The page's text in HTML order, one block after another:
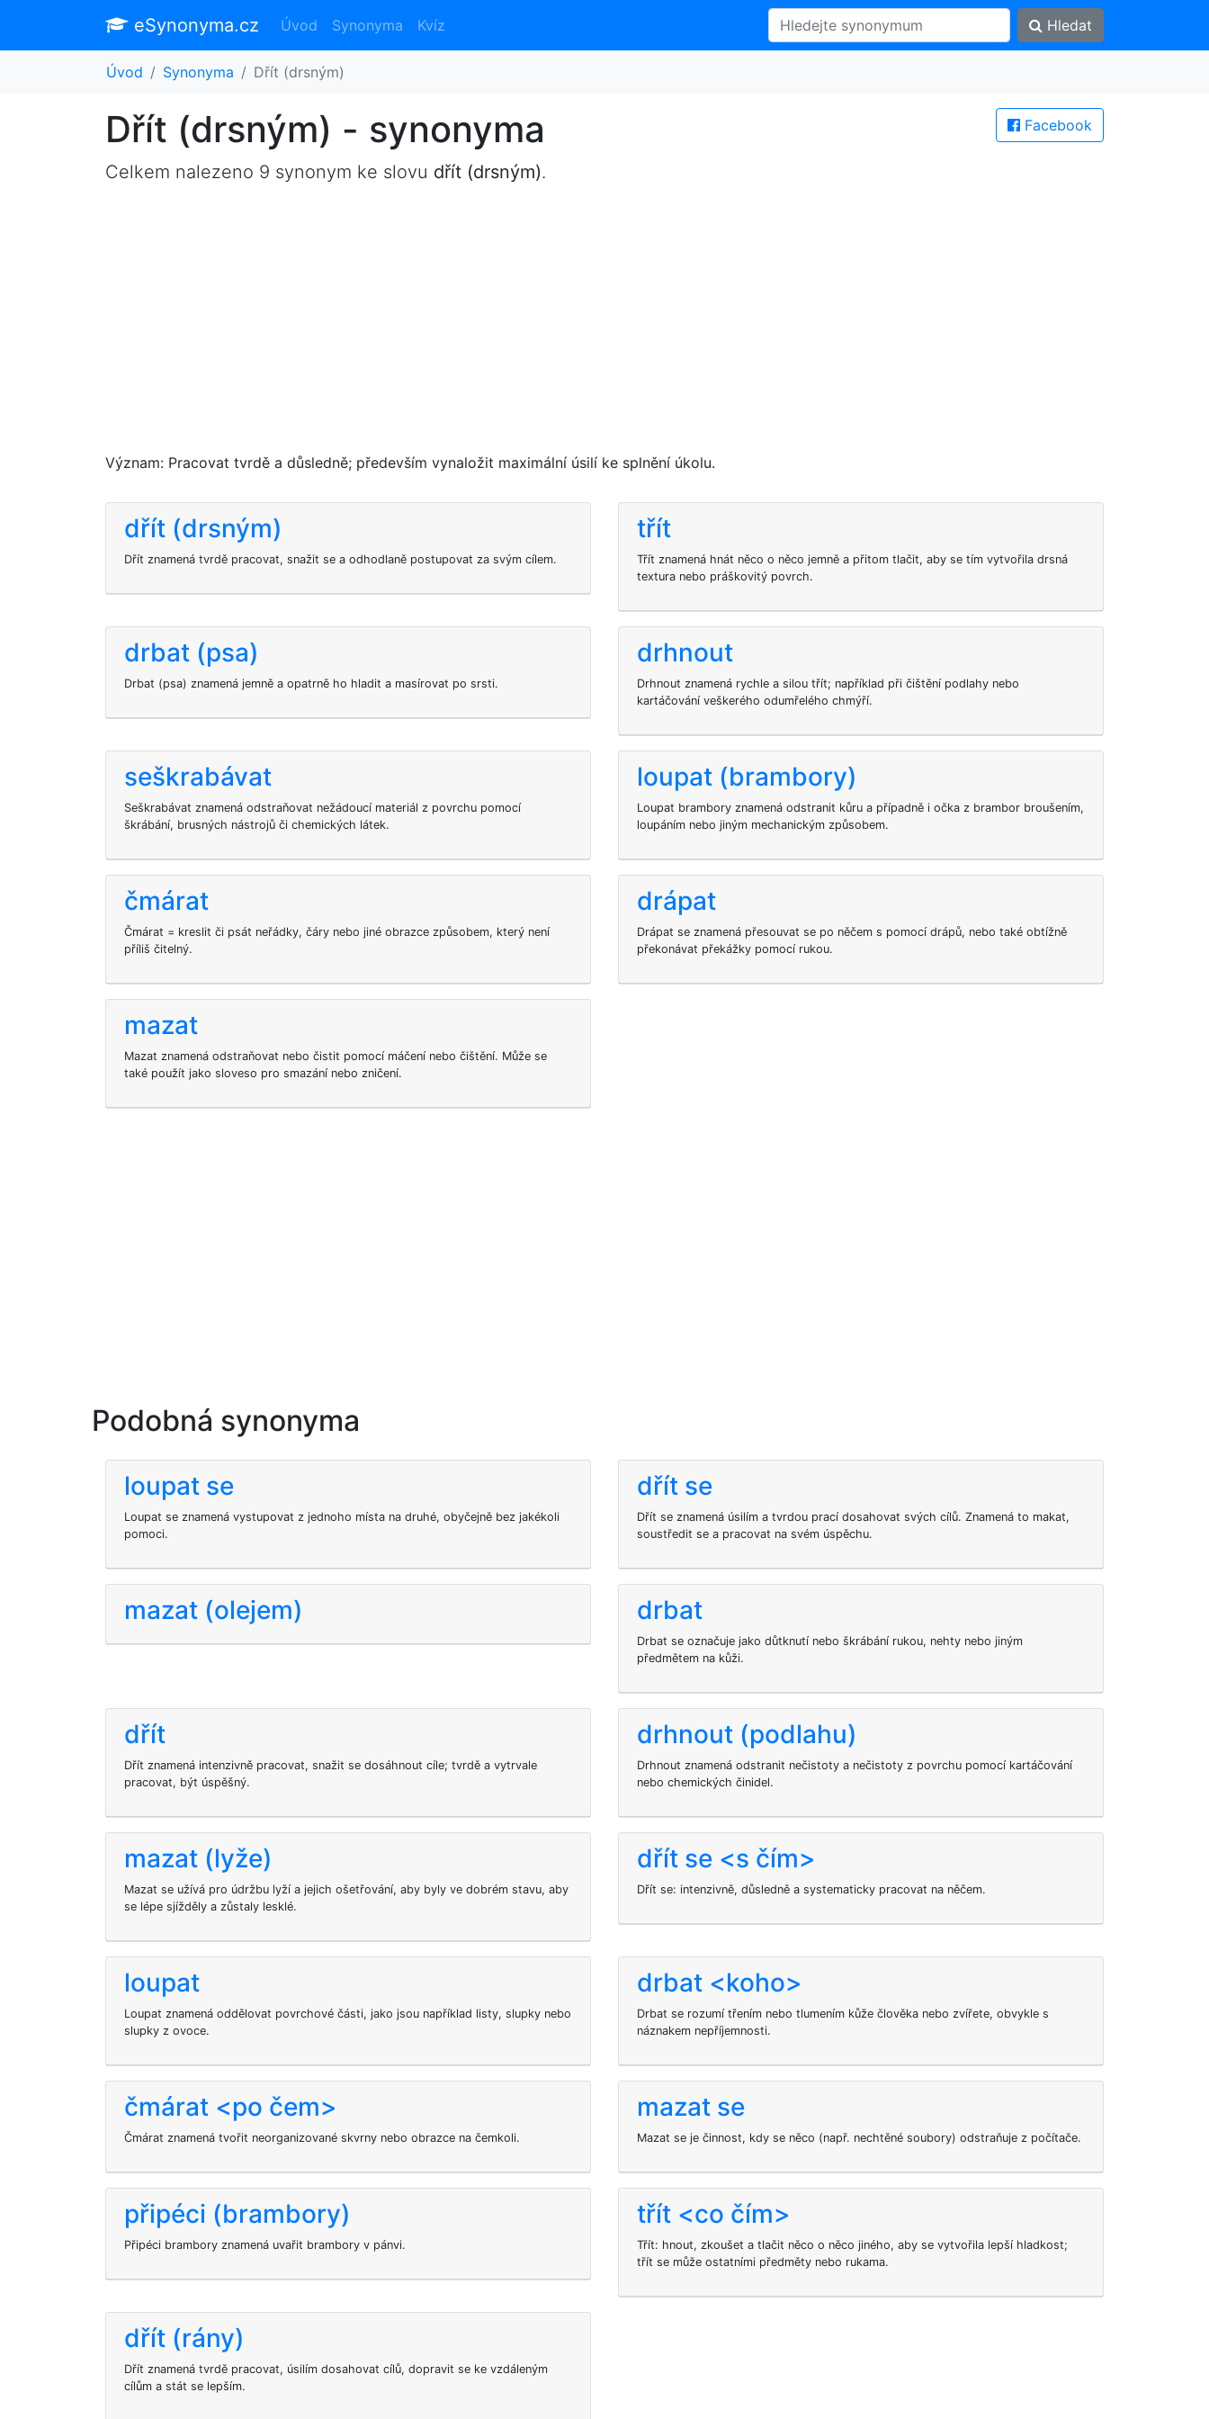
eSynonyma.cz Úvod Synonyma Kvíz Hledat
Úvod Synonyma Dřít (drsným)
Facebook
Dřít (drsným) - synonyma
Celkem nalezeno 9 synonym ke slovu dřít (drsným).
Význam: Pracovat tvrdě a důsledně; především vynaložit maximální úsilí ke splnění úkolu.
dřít (drsným)
Dřít znamená tvrdě pracovat, snažit se a odhodlaně postupovat za svým cílem.
třít
Třít znamená hnát něco o něco jemně a přitom tlačit, aby se tím vytvořila drsná
textura nebo práškovitý povrch.
drbat (psa)
Drbat (psa) znamená jemně a opatrně ho hladit a masírovat po srsti.
drhnout
Drhnout znamená rychle a silou třít; například při čištění podlahy nebo
kartáčování veškerého odumřelého chmýří.
seškrabávat
Seškrabávat znamená odstraňovat nežádoucí materiál z povrchu pomocí
škrábání, brusných nástrojů či chemických látek.
loupat (brambory)
Loupat brambory znamená odstranit kůru a případně i očka z brambor broušením,
loupáním nebo jiným mechanickým způsobem.
čmárat
Čmárat = kreslit či psát neřádky, čáry nebo jiné obrazce způsobem, který není
příliš čitelný.
drápat
Drápat se znamená přesouvat se po něčem s pomocí drápů, nebo také obtížně
překonávat překážky pomocí rukou.
mazat
Mazat znamená odstraňovat nebo čistit pomocí máčení nebo čištění. Může se
také použít jako sloveso pro smazání nebo zničení.
Podobná synonyma
loupat se
Loupat se znamená vystupovat z jednoho místa na druhé, obyčejně bez jakékoli
pomoci.
dřít se
Dřít se znamená úsilím a tvrdou prací dosahovat svých cílů. Znamená to makat,
soustředit se a pracovat na svém úspěchu.
mazat (olejem) drbat
Drbat se označuje jako důtknutí nebo škrábání rukou, nehty nebo jiným
předmětem na kůži.
dřít
Dřít znamená intenzivně pracovat, snažit se dosáhnout cíle; tvrdě a vytrvale
pracovat, být úspěšný.
drhnout (podlahu)
Drhnout znamená odstranit nečistoty a nečistoty z povrchu pomocí kartáčování
nebo chemických činidel.
mazat (lyže)
Mazat se užívá pro údržbu lyží a jejich ošetřování, aby byly ve dobrém stavu, aby
se lépe sjížděly a zůstaly lesklé.
dřít se <s čím>
Dřít se: intenzivně, důsledně a systematicky pracovat na něčem.
loupat
Loupat znamená oddělovat povrchové části, jako jsou například listy, slupky nebo
slupky z ovoce.
drbat <koho>
Drbat se rozumí třením nebo tlumením kůže člověka nebo zvířete, obvykle s
náznakem nepříjemnosti.
čmárat <po čem>
Čmárat znamená tvořit neorganizované skvrny nebo obrazce na čemkoli.
mazat se
Mazat se je činnost, kdy se něco (např. nechtěné soubory) odstraňuje z počítače.
připéci (brambory)
Připéci brambory znamená uvařit brambory v pánvi.
třít <co čím>
Třít: hnout, zkoušet a tlačit něco o něco jiného, aby se vytvořila lepší hladkost;
třít se může ostatními předměty nebo rukama.
dřít (rány)
Dřít znamená tvrdě pracovat, úsilím dosahovat cílů, dopravit se ke vzdáleným
cílům a stát se lepším.